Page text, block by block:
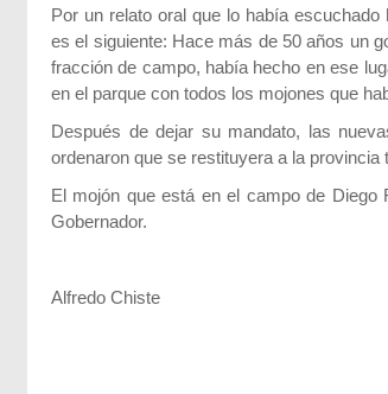
Por un relato oral que lo había
es el siguiente: Hace más de 50 años un
fracción de campo, había hecho en ese
en el parque con todos los mojones que
Después de dejar su mandato, las
ordenaron que se restituyera a la
El mojón que está en el campo de
Gobernador.
Alfredo Chiste